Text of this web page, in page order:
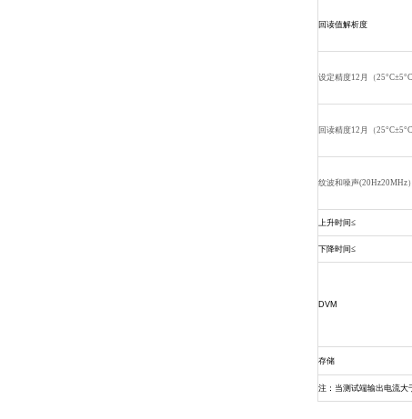
回读值解析度
设定精度12月（
回读精度12月（
纹波和噪声(20Hz20MHz
上升时间≤
下降时间≤
DVM
存储
注：当测试端输出电流大